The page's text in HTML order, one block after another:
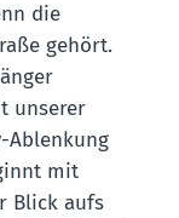
die
gehört.
unserer
Ablenkung
mit
Blick aufs